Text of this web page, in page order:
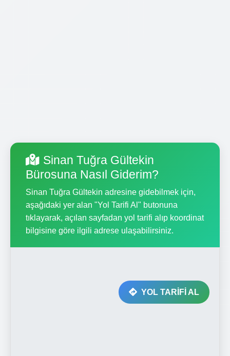
Sinan Tuğra Gültekin
Bürosuna Nasıl Giderim?
Sinan Tuğra Gültekin adresine gidebilmek için,
aşağıdaki yer alan "Yol Tarifi Al" butonuna
tıklayarak, açılan sayfadan yol tarifi alıp koordinat
bilgisine göre ilgili adrese ulaşabilirsiniz.
YOL TARİFİ AL